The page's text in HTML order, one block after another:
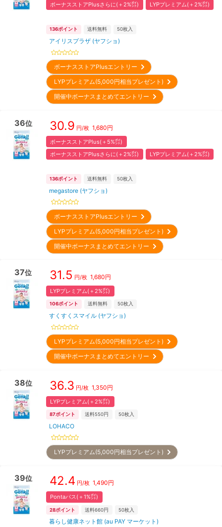
ボーナスストアPlusさらに(＋2%㌽)
LYPプレミアム(＋2%㌽)
136ポイント 送料無料 50枚入
アイリスプラザ (ヤフショ)
ボーナスストアPlusエントリー
LYPプレミアム(5,000円相当プレゼント)
開催中ボーナスまとめてエントリー
36位 30.9 円/枚 1,680円
ボーナスストアPlus(＋5%㌽)
ボーナスストアPlusさらに(＋2%㌽)
LYPプレミアム(＋2%㌽)
136ポイント 送料無料 50枚入
megastore (ヤフショ)
ボーナスストアPlusエントリー
LYPプレミアム(5,000円相当プレゼント)
開催中ボーナスまとめてエントリー
37位 31.5 円/枚 1,680円
LYPプレミアム(＋2%㌽)
106ポイント 送料無料 50枚入
すくすくスマイル (ヤフショ)
LYPプレミアム(5,000円相当プレゼント)
開催中ボーナスまとめてエントリー
38位 36.3 円/枚 1,350円
LYPプレミアム(＋2%㌽)
87ポイント 送料550円 50枚入
LOHACO
LYPプレミアム(5,000円相当プレゼント)
39位 42.4 円/枚 1,490円
Pontaパス(＋1%㌽)
28ポイント 送料660円 50枚入
暮らし健康ネット館 (au PAY マーケット)